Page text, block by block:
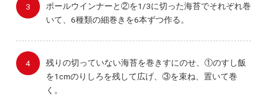
ポールウインナーと②を1/3に切った海苔でそれぞれ巻
いて、6種類の細巻きを6本ずつ作る。
残りの切っていない海苔を巻きすにのせ、①のすし飯
を1cmのりしろを残して広げ、③を束ね、置いて巻
く。